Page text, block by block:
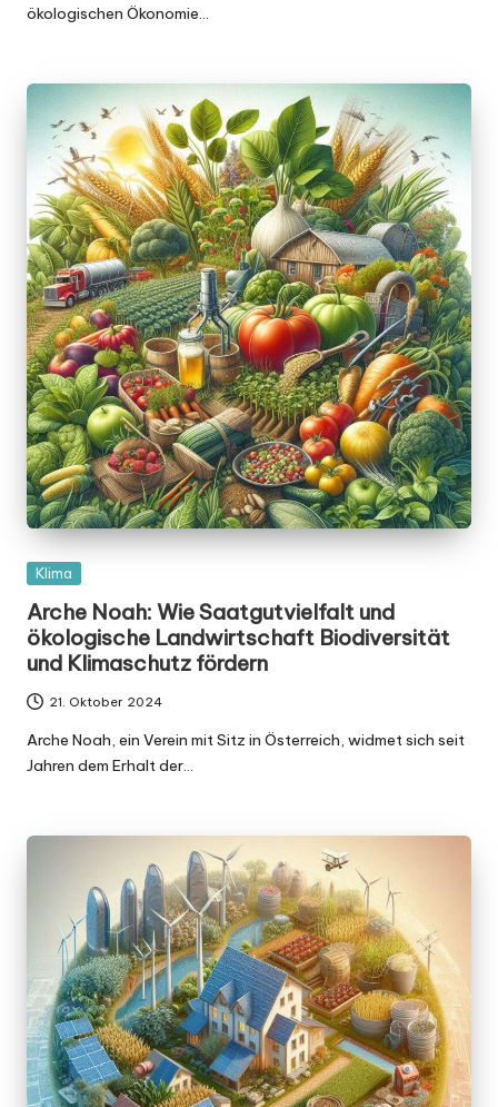
ökologischen Ökonomie…
Posted
Klima
Arche Noah: Wie Saatgutvielfalt und
ökologische Landwirtschaft Biodiversität
und Klimaschutz fördern
21. Oktober 2024
Arche Noah, ein Verein mit Sitz in Österreich, widmet sich seit
Jahren dem Erhalt der…